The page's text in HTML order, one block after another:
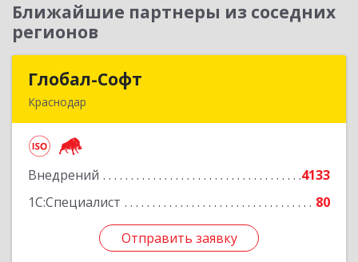
Ближайшие партнеры из соседних
регионов
Глобал-Софт
Краснодар
Внедрений
4133
1С:Специалист
80
Отправить заявку
Подробнее
Отправить заявку